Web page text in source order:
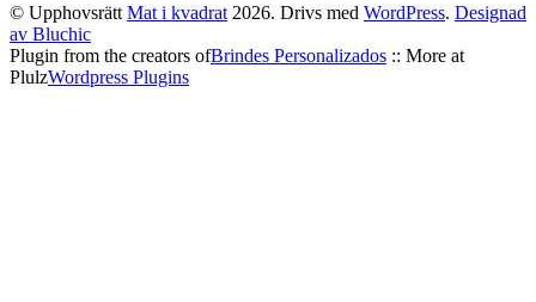
© Upphovsrätt Mat i kvadrat 2026. Drivs med WordPress. Designad
av Bluchic
Plugin from the creators ofBrindes Personalizados :: More at
PlulzWordpress Plugins